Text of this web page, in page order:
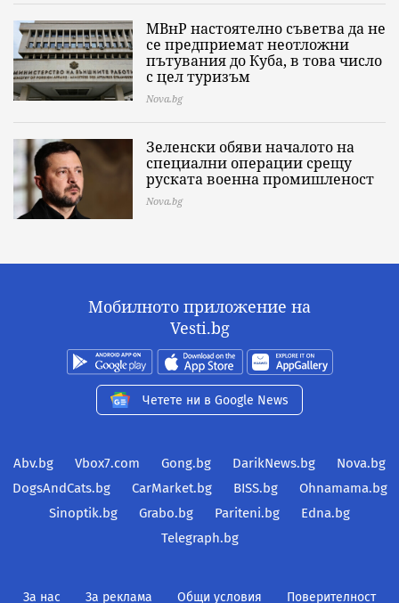
МВнР настоятелно съветва да не
се предприемат неотложни
пътувания до Куба, в това число
с цел туризъм
Nova.bg
Зеленски обяви началото на
специални операции срещу
руската военна промишленост
Nova.bg
Мобилното приложение на
Vesti.bg
Четете ни в Google News
Abv.bg Vbox7.com Gong.bg DarikNews.bg
Nova.bg
DogsAndCats.bg
CarMarket.bg BISS.bg
Ohnamama.bg
Sinoptik.bg
Grabo.bg Pariteni.bg
Edna.bg
Telegraph.bg
За нас За реклама Общи условия Поверителност